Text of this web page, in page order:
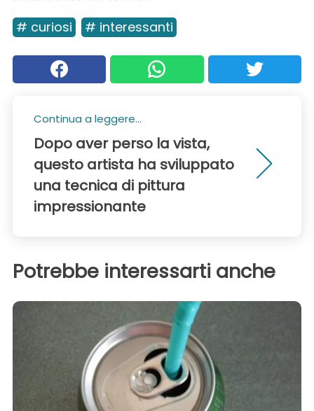
# curiosi # interessanti
Continua a leggere...
Dopo aver perso la vista,
questo artista ha sviluppato
una tecnica di pittura
impressionante
Potrebbe interessarti anche